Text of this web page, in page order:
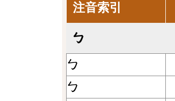
注音索引
ㄅ
ㄅ
ㄅ